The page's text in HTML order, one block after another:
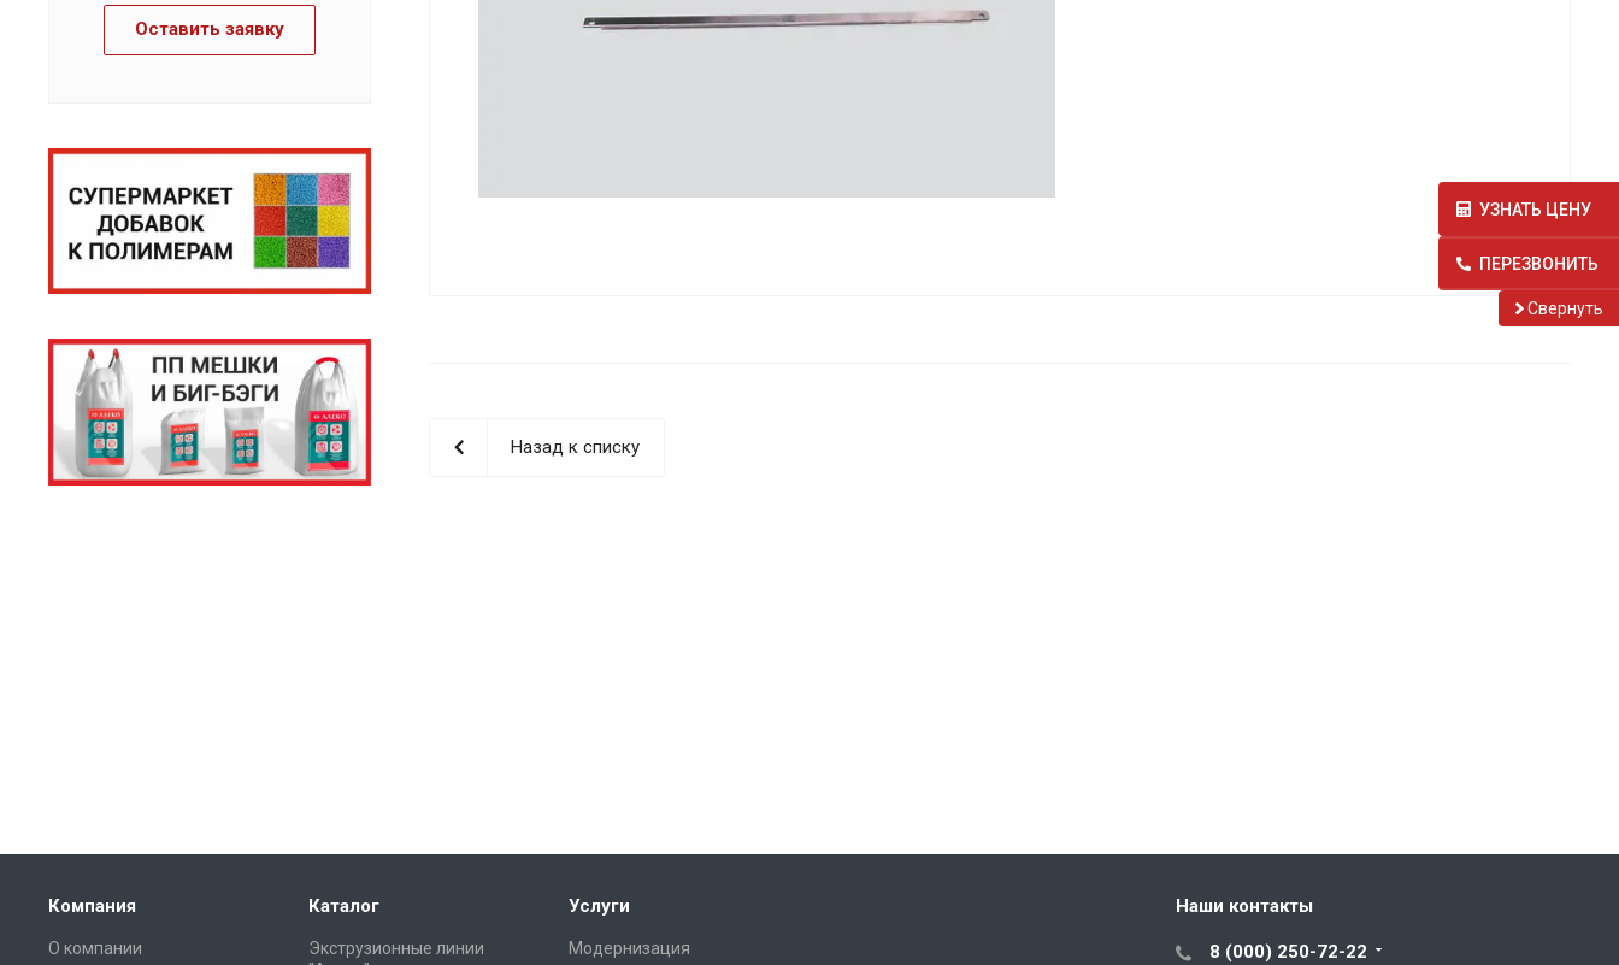
Назад к списку
Оставить заявку
Компания
О компании
Каталог
Экструзионные линии
Услуги
Модернизация
Наши контакты
8 (000) 250-72-22
УЗНАТЬ ЦЕНУ
ПЕРЕЗВОНИТЬ
Cвернуть